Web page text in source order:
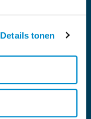
Details tonen